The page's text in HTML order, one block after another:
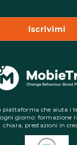
piattaforma che aiuta i
giorno: formazione
chiara, prestazioni in